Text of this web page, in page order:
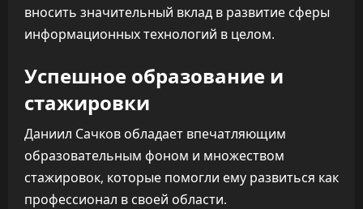
вносить значительный вклад в развитие сферы
информационных технологий в целом.
Успешное образование и
стажировки
Даниил Сачков обладает впечатляющим
образовательным фоном и множеством
стажировок, которые помогли ему развиться как
профессионал в своей области.